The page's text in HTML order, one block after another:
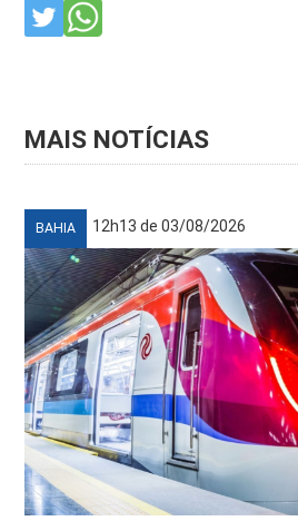
MAIS NOTÍCIAS
BAHIA 12h13 de 03/08/2026